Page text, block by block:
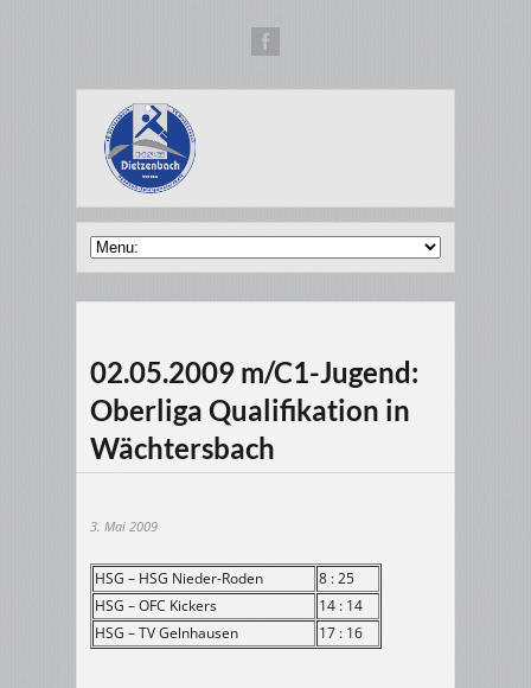
02.05.2009 m/C1-Jugend:
Oberliga Qualifikation in
Wächtersbach
3. Mai 2009
HSG – HSG Nieder-Roden
8 : 25
HSG – OFC Kickers
14 : 14
HSG – TV Gelnhausen
17 : 16